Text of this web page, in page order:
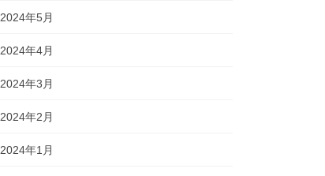
2024年5月
2024年4月
2024年3月
2024年2月
2024年1月